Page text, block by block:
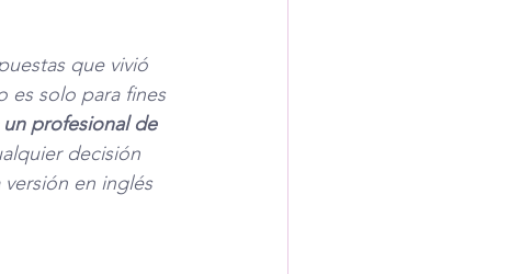
que vivió
es solo para fines
profesional de
decisión
en inglés